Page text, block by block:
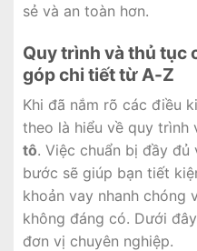
sẻ và an toàn hơn.
Quy trình và thủ tục
góp chi tiết từ A-Z
Khi đã nắm rõ các điều
theo là hiểu về quy trình
tô. Việc chuẩn bị đầy
bước sẽ giúp bạn tiết
khoản vay nhanh chóng
không đáng có. Dưới
đơn vị chuyên nghiệp.